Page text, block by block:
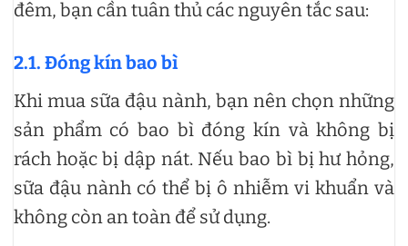
đêm, bạn cần tuân thủ các nguyên tắc sau:
2.1. Đóng kín bao bì
Khi mua sữa đậu nành, bạn nên chọn những
sản phẩm có bao bì đóng kín và không bị
rách hoặc bị dập nát. Nếu bao bì bị hư hỏng,
sữa đậu nành có thể bị ô nhiễm vi khuẩn và
không còn an toàn để sử dụng.